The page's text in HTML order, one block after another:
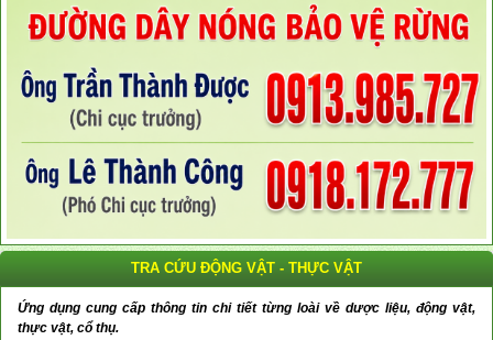
TRA CỨU ĐỘNG VẬT - THỰC VẬT
Ứng dụng cung cấp thông tin chi tiết từng loài về dược liệu, động vật,
thực vật, cổ thụ.